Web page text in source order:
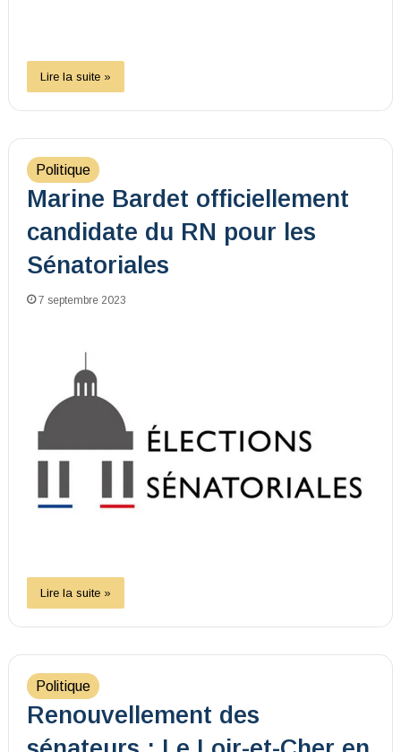
Lire la suite »
Politique
Marine Bardet officiellement
candidate du RN pour les
Sénatoriales
7 septembre 2023
Lire la suite »
Politique
Renouvellement des